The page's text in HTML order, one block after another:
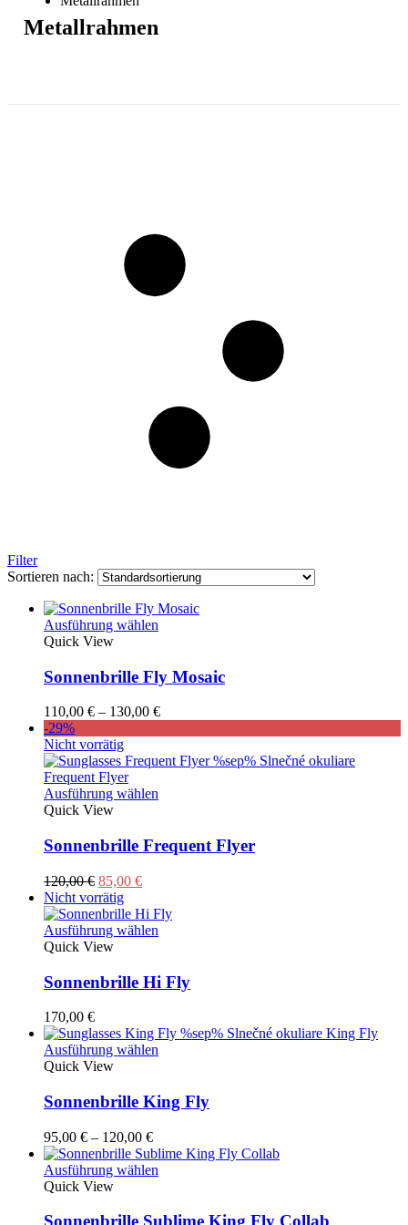
Metallrahmen
Filter
Sortieren nach:
Ausführung wählen
mehrere
Varianten
auf.
Die
Optionen
können
auf
Produktseite
Quick View
Sonnenbrille Fly Mosaic
110,00 € – 130,00 €Preisspanne:
130,00 €
-29%
Nicht vorrätig
Ausführung wählen
mehrere
Varianten
Optionen
können
auf
Produktseite
gewählt
Quick View
Sonnenbrille Frequent Flyer
120,00€ Ursprünglicher
Preis
war:
120,00 €
85,00 €Aktueller
ist:
85,00 €.
Nicht vorrätig
Ausführung wählen
mehrere
Varianten
Die
Optionen
können
der
Produktseite
Quick View
Sonnenbrille Hi Fly
170,00 €
Ausführung wählen
mehrere
Varianten
Die
Optionen
können
der
Quick View
Sonnenbrille King Fly
95,00 € – 120,00 €Preisspanne:
95,00 €
bis
Ausführung wählen
mehrere
Quick View